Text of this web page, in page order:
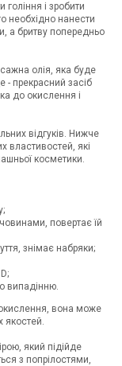
і зробити
необхідно нанести
а бритву попередньо
олія, яка буде
- прекрасний засіб
до окислення і
відгуків. Нижче
властивостей, які
косметики.
повертає їй
знімає набряки;
випадінню.
вона може
якостей.
який підійде
з попрілостями,